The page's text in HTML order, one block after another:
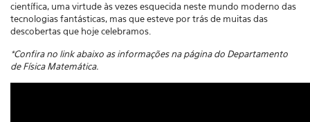
científica, uma virtude às vezes esquecida neste mundo moderno das
tecnologias fantásticas, mas que esteve por trás de muitas das
descobertas que hoje celebramos.
*Confira no link abaixo as informações na página do Departamento
de Física Matemática.